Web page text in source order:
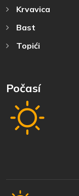
Krvavica
Bast
Topići
Počasí